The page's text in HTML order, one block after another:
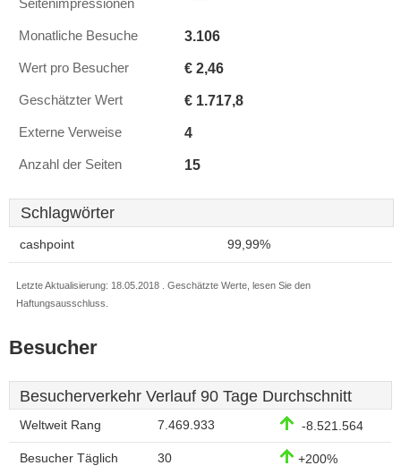
Seitenimpressionen
Monatliche Besuche 3.106
Wert pro Besucher € 2,46
Geschätzter Wert € 1.717,8
Externe Verweise 4
Anzahl der Seiten 15
Schlagwörter
cashpoint 99,99%
Letzte Aktualisierung: 18.05.2018 . Geschätzte Werte, lesen Sie den
Haftungsausschluss.
Besucher
Besucherverkehr Verlauf 90 Tage Durchschnitt
Weltweit Rang 7.469.933 -8.521.564
Besucher Täglich 30 +200%